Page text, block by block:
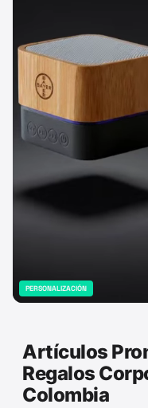
PERSONALIZACIÓN
Artículos
Regalos
Colombia